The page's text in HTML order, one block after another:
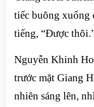
tiếc buông xuống
tiếng, “Được
Nguyễn Khinh
trước mặt Giang
nhiên sáng lên,